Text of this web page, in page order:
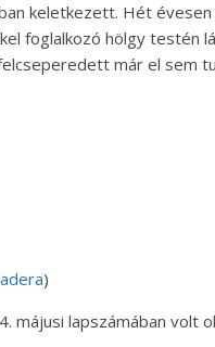
keletkezett. Hét
foglalkozó hölgy testén
már el sem
)
májusi lapszámában volt